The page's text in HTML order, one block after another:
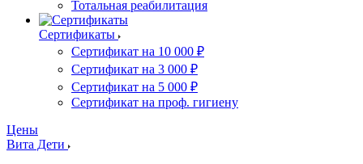
Тотальная реабилитация
Сертификаты
Сертификат на 10 000 ₽
Сертификат на 3 000 ₽
Сертификат на 5 000 ₽
Сертификат на проф. гигиену
Цены
Вита Дети